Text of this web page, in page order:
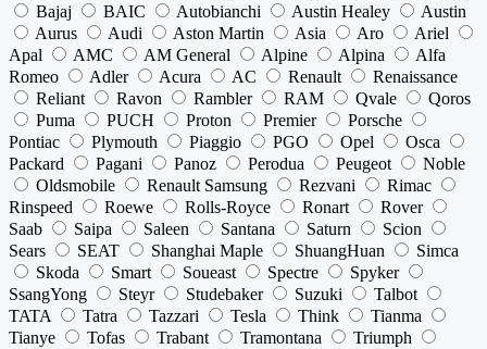
Bajaj
BAIC Autobianchi Austin Healey
Austin
Aurus
Audi Aston Martin Asia Aro
Ariel
Apal
AMC AM General Alpine Alpina
Alfa
Romeo
Adler Acura AC Renault
Renaissance
Reliant
Ravon Rambler RAM Qvale
Qoros
Puma
PUCH Proton Premier
Porsche
Pontiac
Plymouth Piaggio PGO Opel
Osca
Packard
Pagani Panoz Perodua Peugeot
Noble
Oldsmobile
Renault Samsung Rezvani
Rimac
Rinspeed
Roewe Rolls-Royce Ronart
Rover
Saab
Saipa Saleen Santana Saturn
Scion
Sears
SEAT Shanghai Maple ShuangHuan
Simca
Skoda
Smart Soueast Spectre
Spyker
SsangYong
Steyr Studebaker Suzuki
Talbot
TATA
Tatra Tazzari Tesla Think
Tianma
Tianye
Tofas Trabant Tramontana
Triumph